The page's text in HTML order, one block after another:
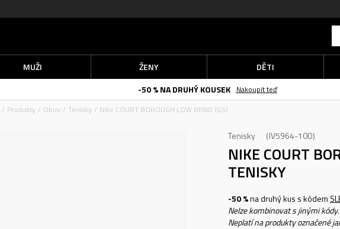
MUŽI ŽENY
DĚTI
-50 % NA DRUHÝ KOUSEK
Nakoupit teď
Produkty Obuv Tenisky Nike COURT BOROUGH LOW BRND (GS)
Tenisky IV5964-100
NIKE COURT
TENISKY
-50 %na druhý kus s kódem
Nelze kombinovat s jinými kódy.
Neplatí na produkty označené